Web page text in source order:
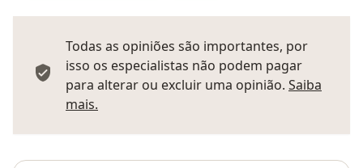
Todas as opiniões são importantes, por
isso os especialistas não podem pagar
para alterar ou excluir uma opinião. Saiba
mais.